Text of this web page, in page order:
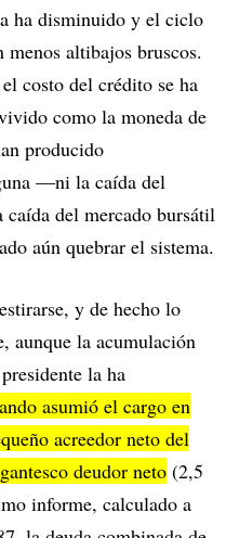
ha disminuido y el ciclo
menos altibajos bruscos.
costo del crédito se ha
como la moneda de
producido
—ni la caída del
caída del mercado bursátil
aún quebrar el sistema.
y de hecho lo
aunque la acumulación
la ha
asumió el cargo en
acreedor neto del
deudor neto (2,5
informe, calculado a